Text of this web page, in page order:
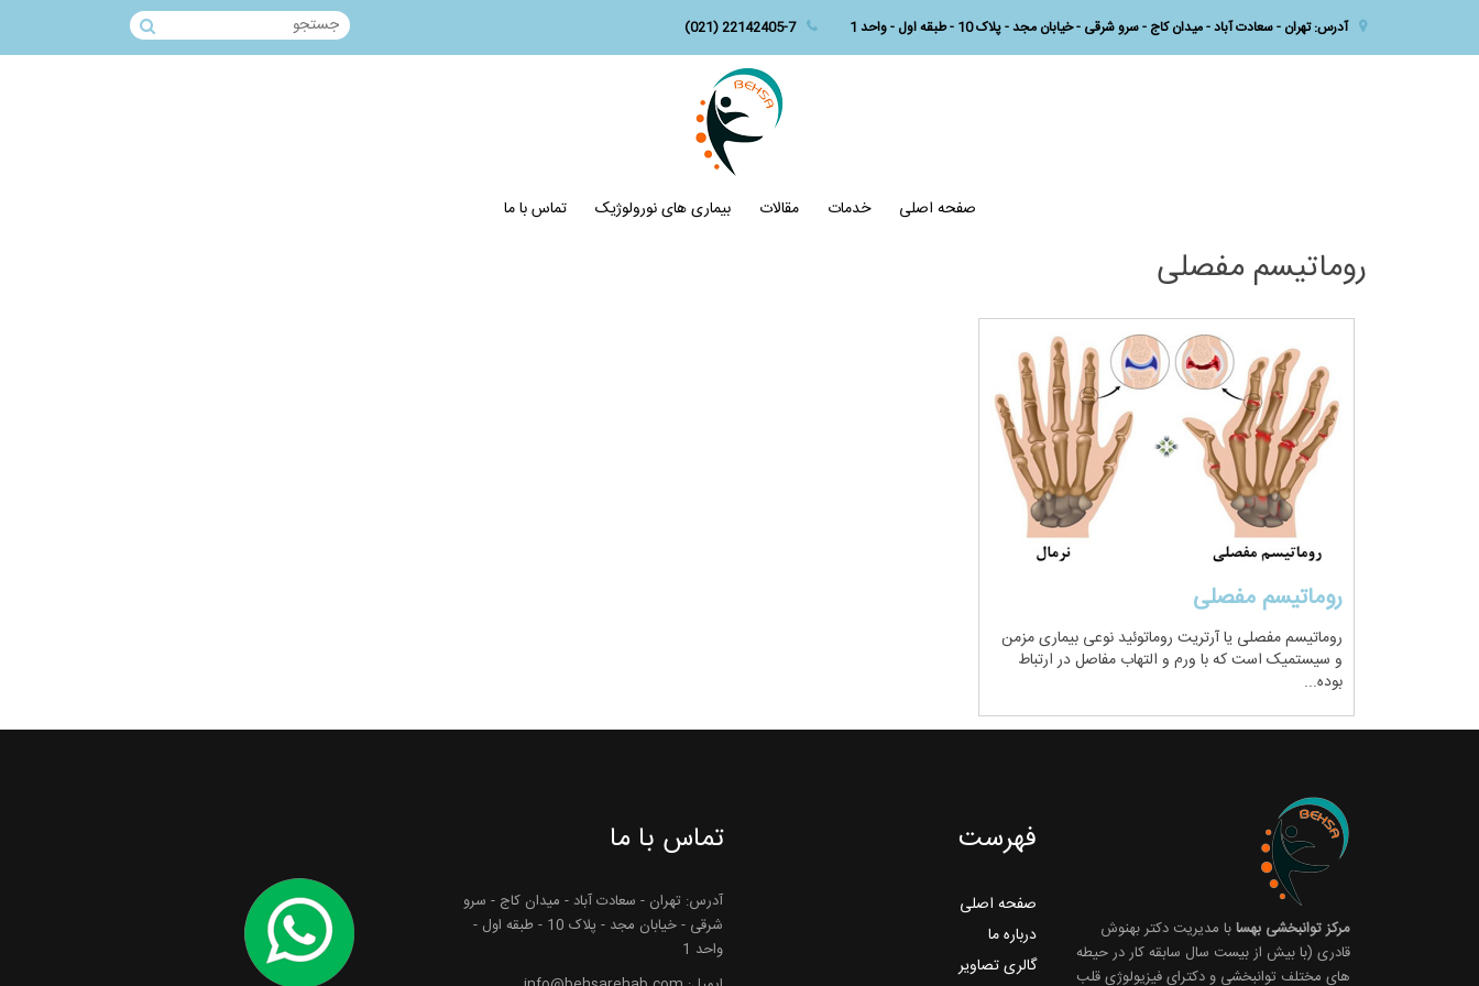
آدرس: تهران - سعادت آباد - میدان کاج - سرو شرقی - خیابان مجد - پلاک 10 - طبقه اول - واحد 1 (021) 22142405-7
صفحه اصلی خدمات مقالات بیماری های نورولوژیک تماس با ما
روماتیسم مفصلی
روماتیسم مفصلی
روماتیسم مفصلی یا آرتریت روماتوئید نوعی بیماری مزمن
و سیستمیک است که با ورم و التهاب مفاصل در ارتباط
بوده...
تماس با ما
آدرس: تهران - سعادت آباد - میدان کاج - سرو
شرقی - خیابان مجد - پلاک 10 - طبقه اول -
واحد 1
فهرست
صفحه اصلی
درباره ما
گالری تصاویر
مرکز توانبخشی بهسابا مدیریت دکتر بهنوش
قادری (با بیش از بیست سال سابقه کار در حیطه
های مختلف توانبخشی و دکترای فیزیولوژی قلب